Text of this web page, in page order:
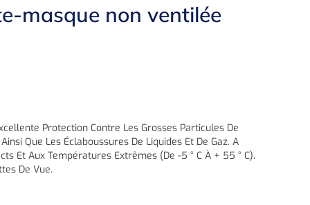
masque non ventilée
Protection Contre Les Grosses Particules De
Que Les Éclaboussures De Liquides Et De Gaz. A
Et Aux Températures Extrêmes (de -5 ° C À + 55 ° C).
De Vue.